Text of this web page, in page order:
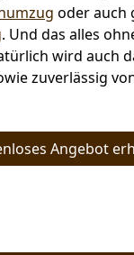
oder auch
. Und das alles
wird auch
zuverlässig
Angebot